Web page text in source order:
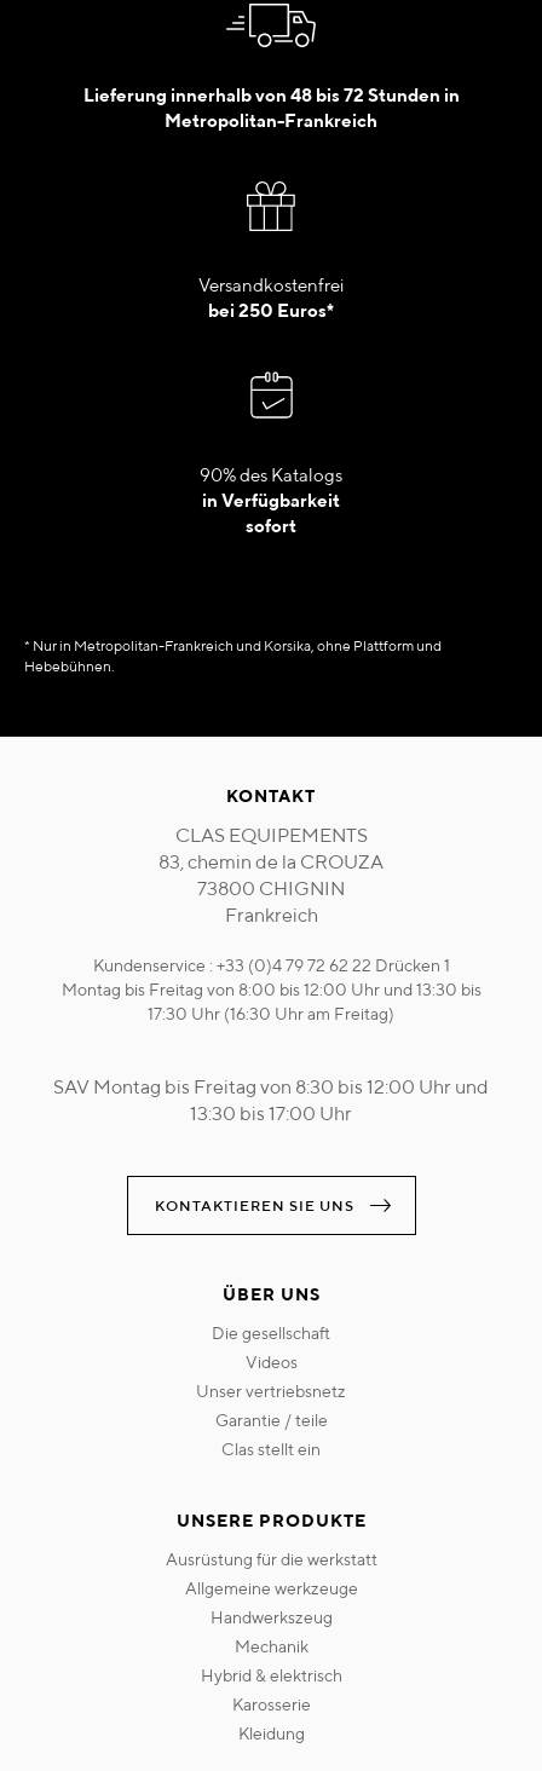
Lieferung innerhalb von 48 bis 72 Stunden in
Metropolitan-Frankreich
Versandkostenfrei
bei 250 Euros*
90% des Katalogs
in Verfügbarkeit
sofort
* Nur in Metropolitan-Frankreich und Korsika, ohne Plattform und
Hebebühnen.
KONTAKT
CLAS EQUIPEMENTS
83, chemin de la CROUZA
73800 CHIGNIN
Frankreich
Kundenservice : +33 (0)4 79 72 62 22 Drücken 1
Montag bis Freitag von 8:00 bis 12:00 Uhr und 13:30 bis
17:30 Uhr (16:30 Uhr am Freitag)
SAV Montag bis Freitag von 8:30 bis 12:00 Uhr und
13:30 bis 17:00 Uhr
KONTAKTIEREN SIE UNS
ÜBER UNS
die gesellschaft
videos
unser vertriebsnetz
garantie / teile
clas stellt ein
UNSERE PRODUKTE
ausrüstung für die werkstatt
allgemeine werkzeuge
handwerkszeug
mechanik
hybrid & elektrisch
karosserie
kleidung